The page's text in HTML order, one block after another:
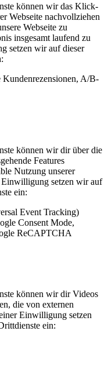
können wir das Klick-
Webseite nachvollziehen
Webseite zu
insgesamt laufend zu
setzen wir auf dieser
A/B-
können wir dir über die
Features
Nutzung unserer
setzen wir auf
ein:
Event Tracking)
Consent Mode,
ReCAPTCHA
können wir dir Videos
die von externen
Einwilligung setzen
ein: